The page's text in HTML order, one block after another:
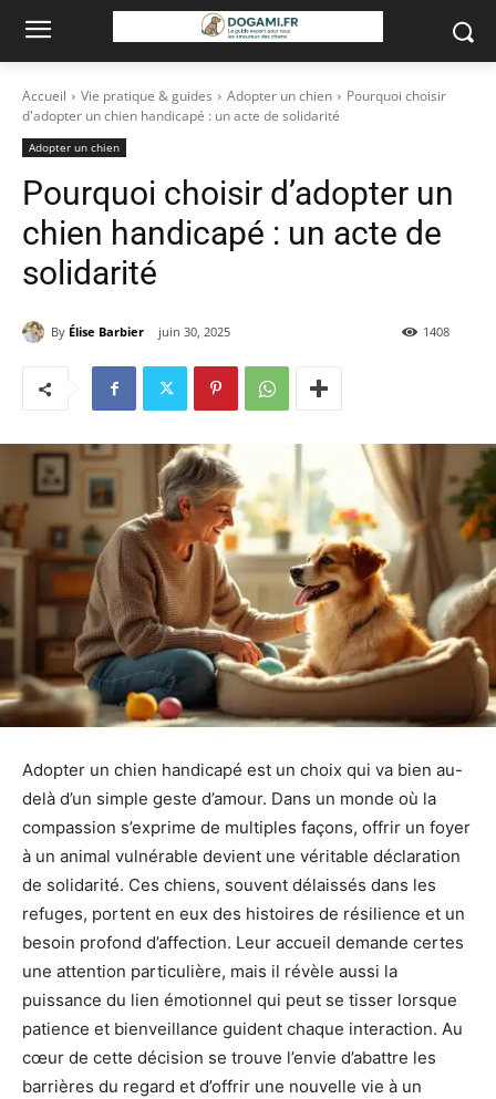
Accueil Vie pratique & guides Adopter un chien
Pourquoi choisir
d'adopter un chien handicapé : un acte de solidarité
Adopter un chien
Pourquoi choisir d’adopter un
chien handicapé : un acte de
solidarité
By Élise Barbier juin 30, 2025 1408
Adopter un chien handicapé est un choix qui va bien au-
delà d’un simple geste d’amour. Dans un monde où la
compassion s’exprime de multiples façons, offrir un foyer
à un animal vulnérable devient une véritable déclaration
de solidarité. Ces chiens, souvent délaissés dans les
refuges, portent en eux des histoires de résilience et un
besoin profond d’affection. Leur accueil demande certes
une attention particulière, mais il révèle aussi la
puissance du lien émotionnel qui peut se tisser lorsque
patience et bienveillance guident chaque interaction. Au
cœur de cette décision se trouve l’envie d’abattre les
barrières du regard et d’offrir une nouvelle vie à un